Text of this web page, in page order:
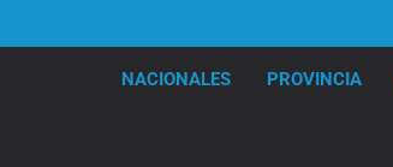
NACIONALES PROVINCIA